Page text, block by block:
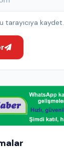
tarayıcıya kaydet.